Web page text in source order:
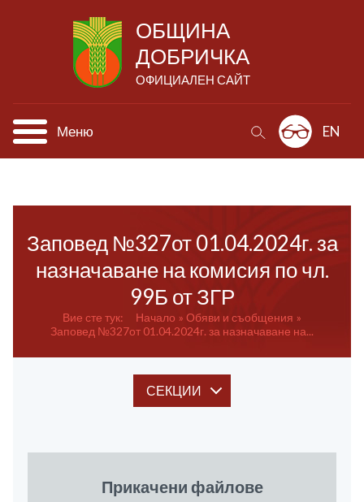
ОБЩИНА
ДОБРИЧКА
ОФИЦИАЛЕН САЙТ
Меню EN
Заповед №327от 01.04.2024г. за
назначаване на комисия по чл.
99Б от ЗГР
Вие сте тук: Начало
Обяви и съобщения
Заповед №327от 01.04.2024г. за назначаване на...
СЕКЦИИ
Прикачени файлове